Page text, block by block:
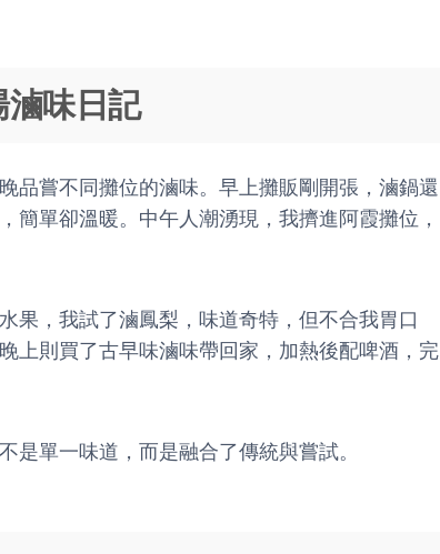
味日記
品嘗不同攤位的滷味。早上攤販剛開張，滷鍋還
簡單卻溫暖。中午人潮湧現，我擠進阿霞攤位，
果，我試了滷鳳梨，味道奇特，但不合我胃口
則買了古早味滷味帶回家，加熱後配啤酒，完
是單一味道，而是融合了傳統與嘗試。